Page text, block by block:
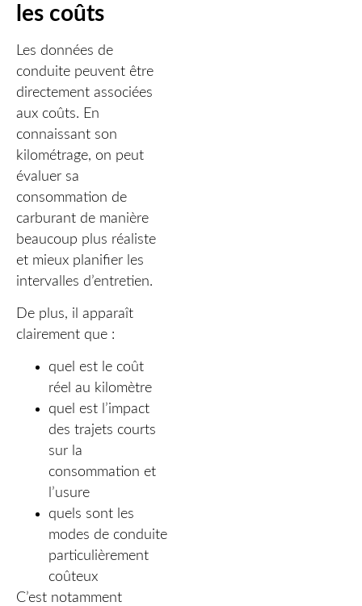
les coûts
Les données de
conduite peuvent être
directement associées
aux coûts. En
connaissant son
kilométrage, on peut
évaluer sa
consommation de
carburant de manière
beaucoup plus réaliste
et mieux planifier les
intervalles d’entretien.
De plus, il apparaît
clairement que :
quel est le coût
réel au kilomètre
quel est l’impact
des trajets courts
sur la
consommation et
l’usure
quels sont les
modes de conduite
particulièrement
coûteux
C’est notamment